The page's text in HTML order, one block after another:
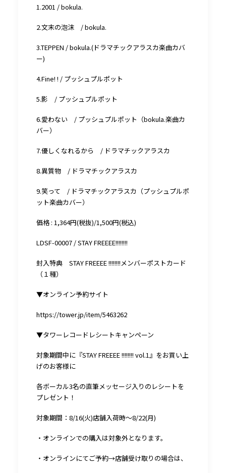
1.2001 / bokula.
2.文末の泡沫 / bokula.
3.TEPPEN / bokula.(ドラマチックアラスカ楽曲カバ
ー)
4.Fine! ! / プッシュプルポット
5.影 / プッシュプルポット
6.愛わない / プッシュプルポット（bokula.楽曲カ
バー）
7.優しくなれるから / ドラマチックアラスカ
8.異質物 / ドラマチックアラスカ
9.笑って / ドラマチックアラスカ（プッシュプルポ
ット楽曲カバー）
価格 : 1,364円(税抜)/1,500円(税込)
LDSF-00007 / STAY FREEEE!!!!!!!!
封入特典 STAY FREEEE !!!!!!!!メンバーポストカード
（１種）
▼オンライン予約サイト
https://tower.jp/item/5463262
▼タワーレコードレシートキャンペーン
対象期間中に『STAY FREEEE !!!!!!!! vol.1』をお買い上
げのお客様に
各ボーカル3名の直筆メッセージ入りのレシートを
プレゼント！
対象期間：8/16(火)店舗入荷時～8/22(月)
・オンラインでの購入は対象外となります。
・オンラインにてご予約→店舗受け取りの場合は、